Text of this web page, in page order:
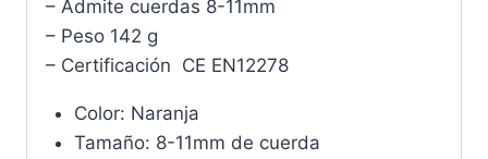
– Admite cuerdas 8-11mm
– Peso 142 g
– Certificación CE EN12278
Color: Naranja
Tamaño: 8-11mm de cuerda